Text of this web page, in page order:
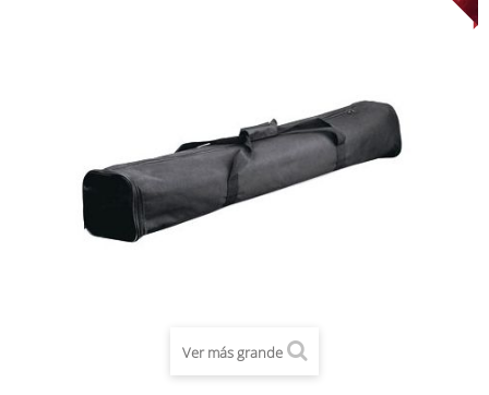
Ver más grande